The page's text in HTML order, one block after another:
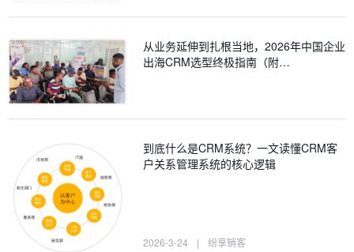
从业务延伸到扎根当地，2026年中国企业
出海CRM选型终极指南（附…
到底什么是CRM系统？一文读懂CRM客
户关系管理系统的核心逻辑
2026-3-24 | 纷享销客